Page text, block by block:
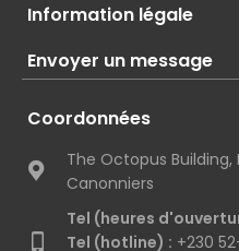
Information légale
Envoyer un message
Coordonnées
The Octopus Building,
Canonniers
Tel (heures
Tel (hotline) : +230